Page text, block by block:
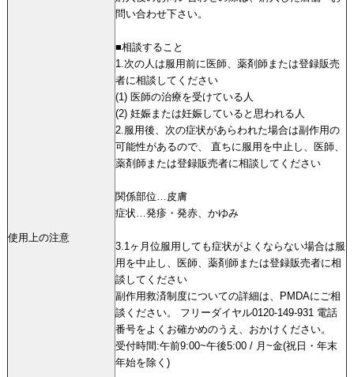
使用上の注意
問い合わせ下さい。
■相談すること
1.次の人は服用前に医師、薬剤師または登録販売
者に相談してください
(1) 医師の治療を受けている人
(2) 妊娠または妊娠していると思われる人
2.服用後、次の症状があらわれた場合は副作用の
可能性があるので、 直ちに服用を中止し、医師、
薬剤師または登録販売者に相談してください
関係部位…皮膚
症状…発疹・発赤、かゆみ
3.1ヶ月位服用しても症状がよくならない場合は服
用を中止し、医師、薬剤師または登録販売者に相
談してください
副作用救済制度についての詳細は、PMDAにご相
談ください。 フリーダイヤル0120-149-931 電話
番号をよくお確かめのうえ、おかけください。
受付時間:午前9:00~午後5:00 / 月~金(祝日・年末
年始を除く)